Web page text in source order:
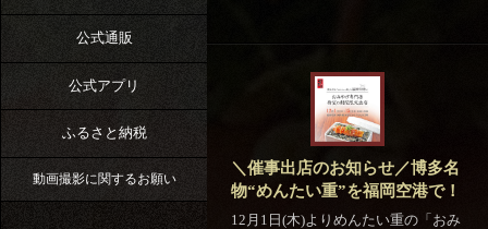
公式通販
公式アプリ
ふるさと納税
動画撮影に関するお願い
＼催事出店のお知らせ／博多名
物“めんたい重”を福岡空港で！
12月1日(木)よりめんたい重の「おみ